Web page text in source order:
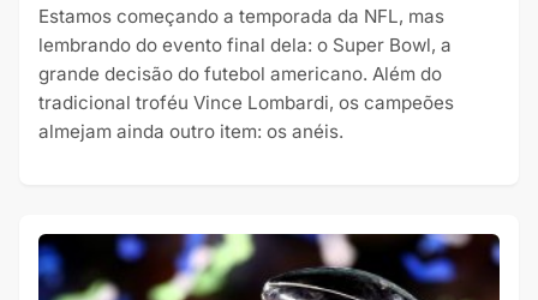
Estamos começando a temporada da NFL, mas
lembrando do evento final dela: o Super Bowl, a
grande decisão do futebol americano. Além do
tradicional troféu Vince Lombardi, os campeões
almejam ainda outro item: os anéis.